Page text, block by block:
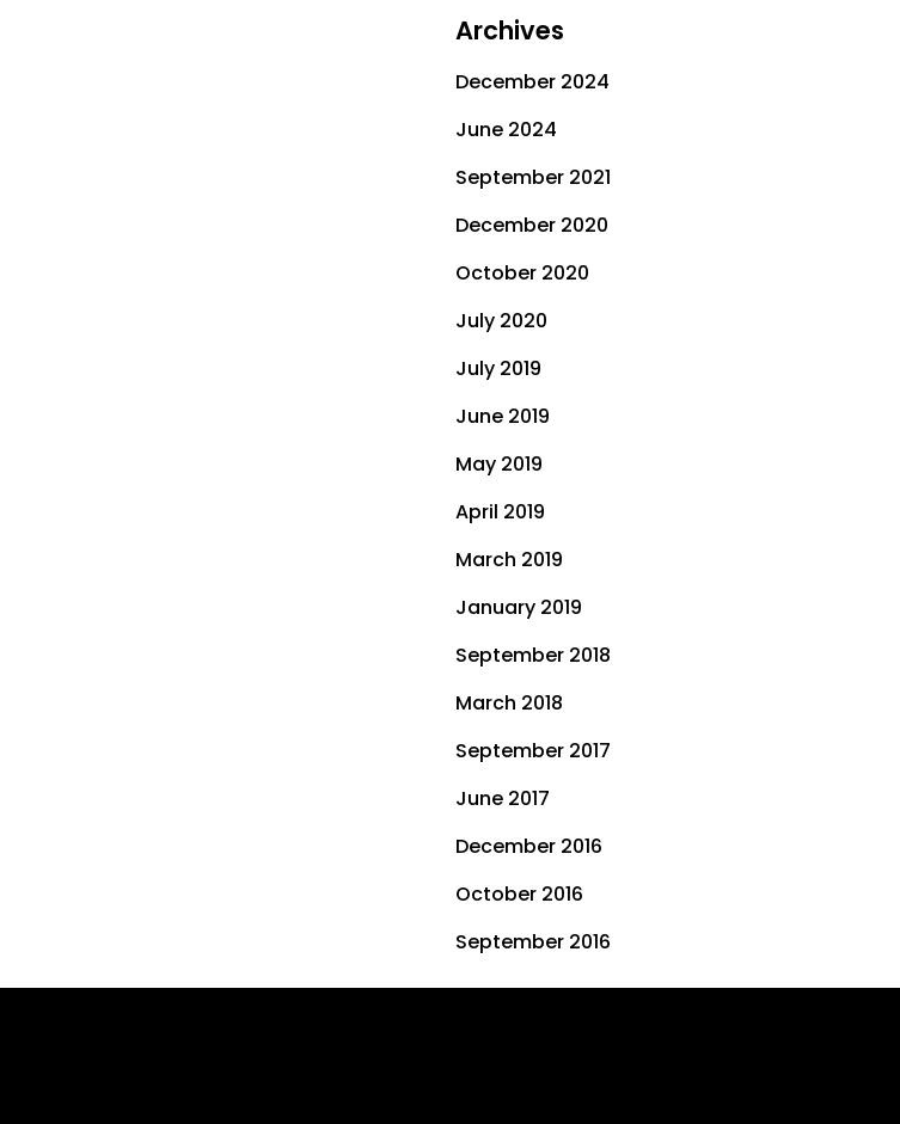
Archives
December 2024
June 2024
September 2021
December 2020
October 2020
July 2020
July 2019
June 2019
May 2019
April 2019
March 2019
January 2019
September 2018
March 2018
September 2017
June 2017
December 2016
October 2016
September 2016